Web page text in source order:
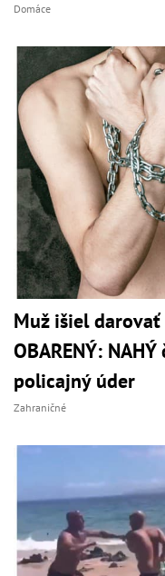
Domáce
Muž išiel
OBARENÝ:
policajný úder
Zahraničné